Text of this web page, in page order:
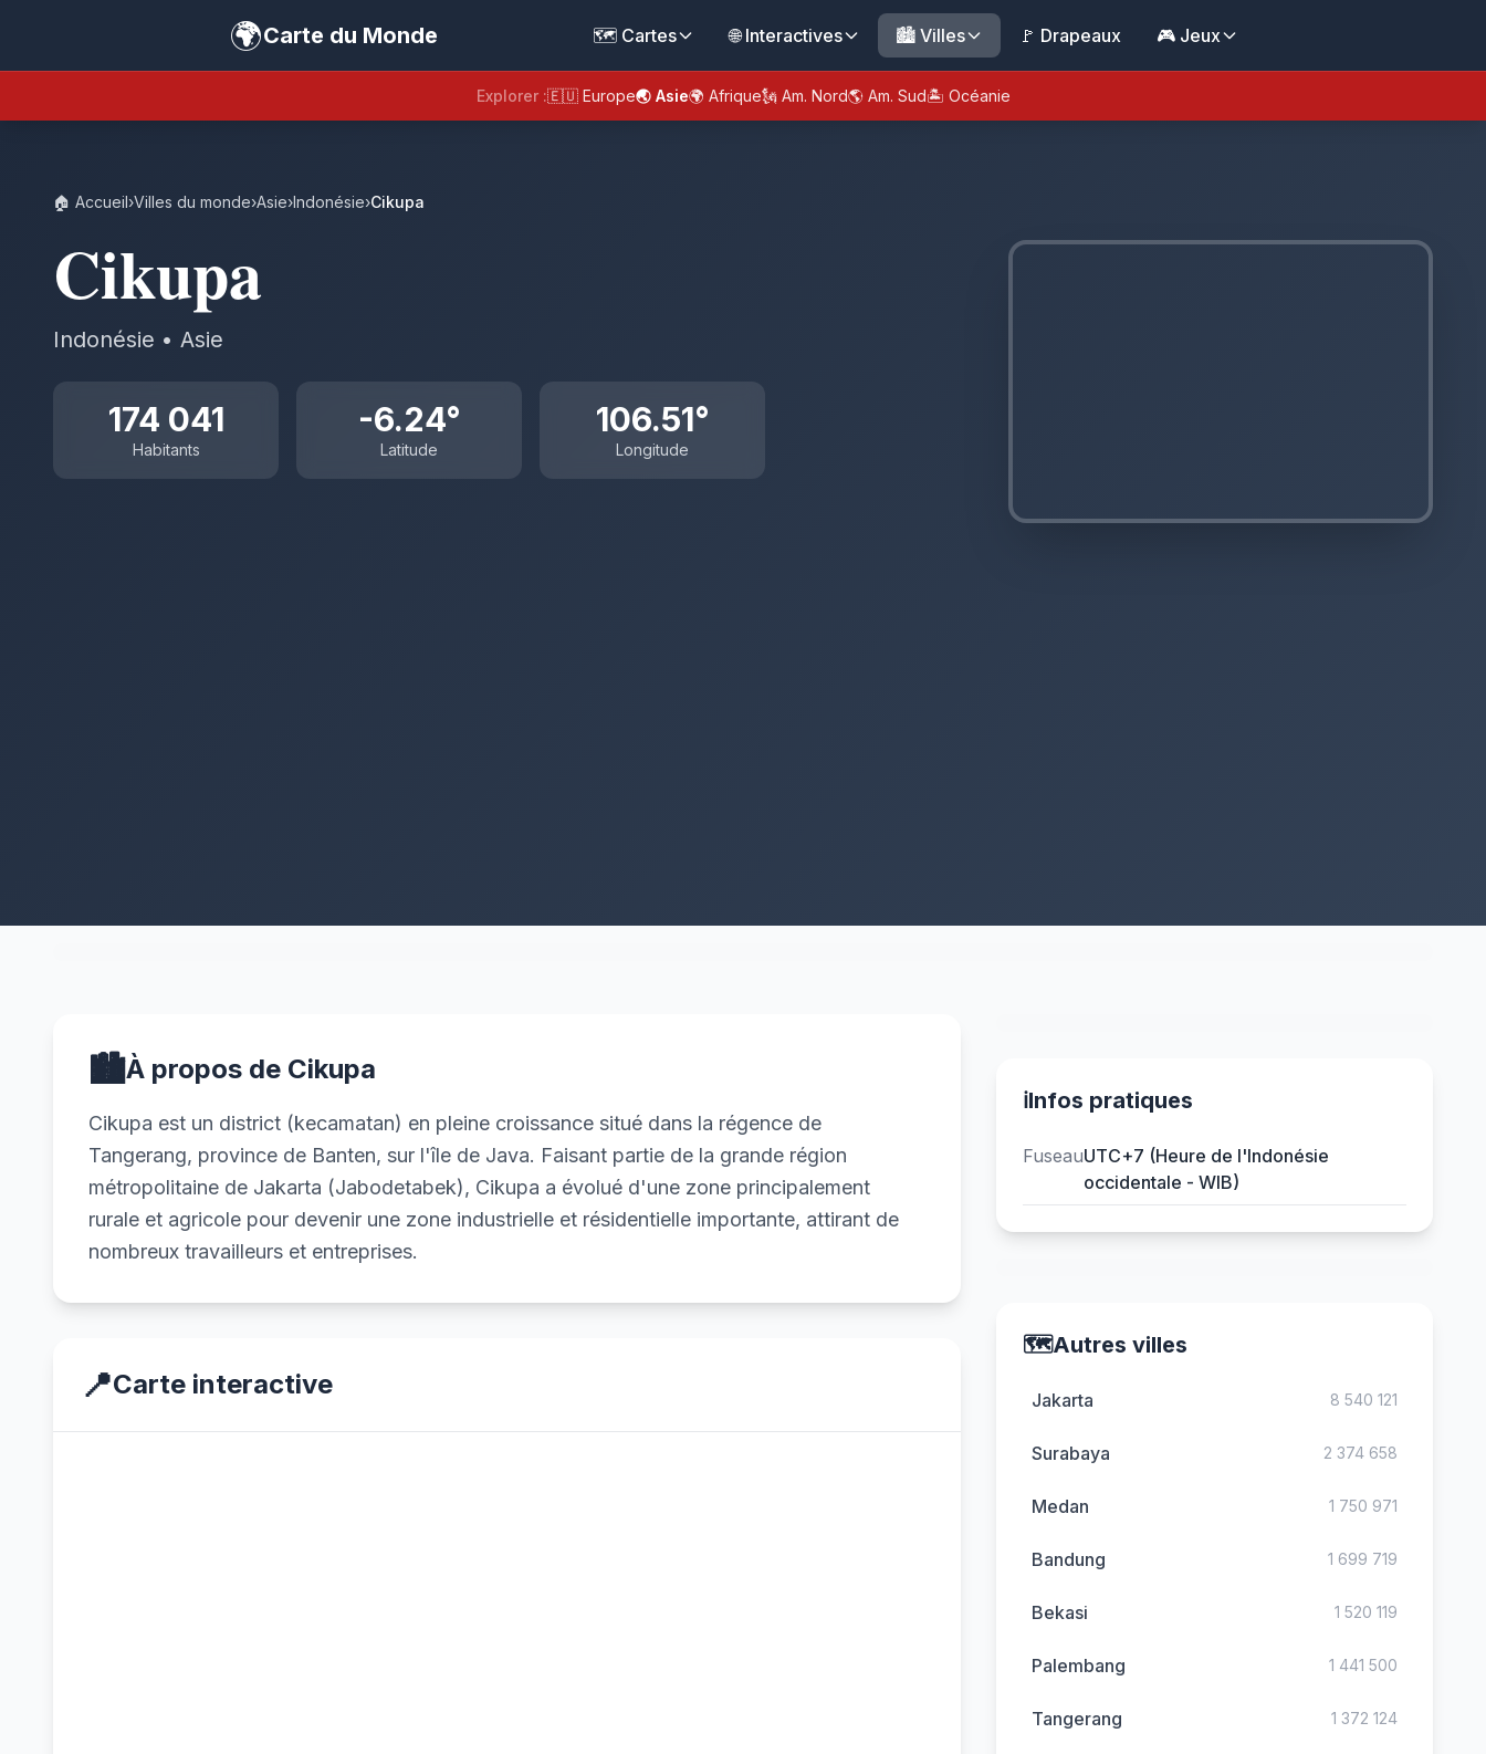
🌍Carte du Monde 🗺️ Cartes 🌐 Interactives 🏙️ Villes 🚩 Drapeaux 🎮 Jeux
Explorer :🇪🇺 Europe🌏 Asie🌍 Afrique🗽 Am. Nord🌎 Am. Sud🏝️ Océanie
🏠 Accueil›Villes du monde›Asie›Indonésie›Cikupa
Cikupa
Indonésie • Asie
174 041
Habitants
-6.24°
Latitude
106.51°
Longitude
🏙️À propos de Cikupa
Cikupa est un district (kecamatan) en pleine croissance situé dans la régence de
Tangerang, province de Banten, sur l'île de Java. Faisant partie de la grande région
métropolitaine de Jakarta (Jabodetabek), Cikupa a évolué d'une zone principalement
rurale et agricole pour devenir une zone industrielle et résidentielle importante, attirant de
nombreux travailleurs et entreprises.
📍Carte interactive
ℹ️Infos pratiques
FuseauUTC+7 (Heure de l'Indonésie
occidentale - WIB)
🗺️Autres villes
Jakarta 8 540 121
Surabaya 2 374 658
Medan 1 750 971
Bandung 1 699 719
Bekasi 1 520 119
Palembang 1 441 500
Tangerang 1 372 124